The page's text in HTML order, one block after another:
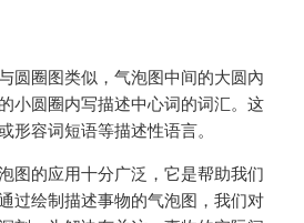
圆圈图类似，气泡图中间的大圆內
小圆圈内写描述中心词的词汇。这
形容词短语等描述性语言。
图的应用十分广泛，它是帮助我们
过绘制描述事物的气泡图，我们对